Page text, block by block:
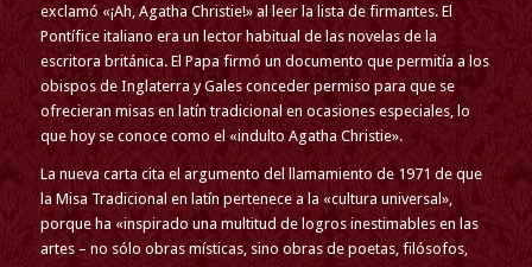
exclamó «¡Ah, Agatha Christie!» al leer la lista de firmantes. El
Pontífice italiano era un lector habitual de las novelas de la
escritora británica. El Papa firmó un documento que permitía a los
obispos de Inglaterra y Gales conceder permiso para que se
ofrecieran misas en latín tradicional en ocasiones especiales, lo
que hoy se conoce como el «indulto Agatha Christie».
La nueva carta cita el argumento del llamamiento de 1971 de que
la Misa Tradicional en latín pertenece a la «cultura universal»,
porque ha «inspirado una multitud de logros inestimables en las
artes – no sólo obras místicas, sino obras de poetas, filósofos,